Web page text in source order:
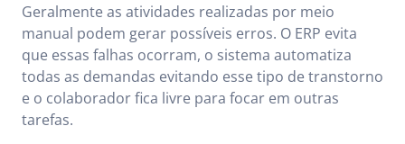
Geralmente as atividades realizadas por meio
manual podem gerar possíveis erros. O ERP evita
que essas falhas ocorram, o sistema automatiza
todas as demandas evitando esse tipo de transtorno
e o colaborador fica livre para focar em outras
tarefas.